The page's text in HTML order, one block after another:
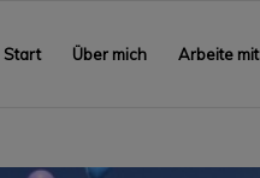
Start Über mich Arbeite